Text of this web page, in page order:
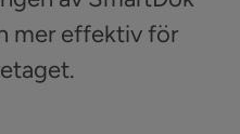
mer effektiv för